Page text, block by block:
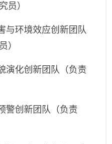
员）
与环境效应创新团队
）
演化创新团队（负责
警创新团队（负责